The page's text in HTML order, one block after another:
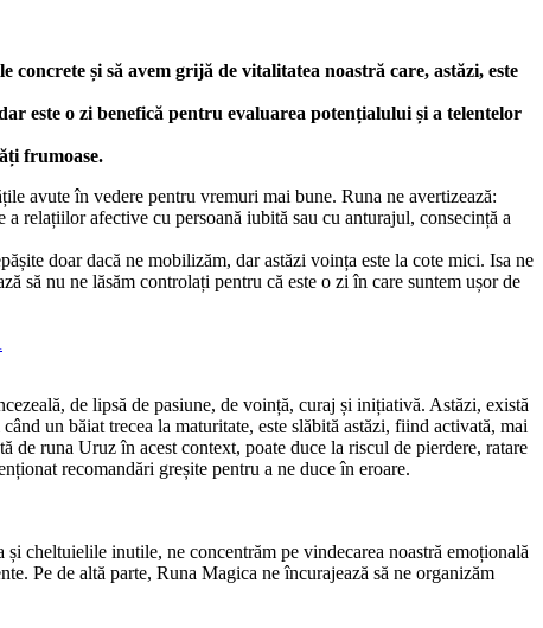
și să avem grijă de vitalitatea noastră care, astăzi, este
este o zi benefică pentru evaluarea potențialului și a telentelor
frumoase.
avute în vedere pentru vremuri mai bune. Runa ne avertizează:
relațiilor afective cu persoană iubită sau cu anturajul, consecință a
doar dacă ne mobilizăm, dar astăzi voința este la cote mici. Isa ne
să nu ne lăsăm controlați pentru că este o zi în care suntem ușor de
de lipsă de pasiune, de voință, curaj și inițiativă. Astăzi, există
un băiat trecea la maturitate, este slăbită astăzi, fiind activată, mai
de runa Uruz în acest context, poate duce la riscul de pierdere, ratare
recomandări greșite pentru a ne duce în eroare.
cheltuielile inutile, ne concentrăm pe vindecarea noastră emoțională
Pe de altă parte, Runa Magica ne încurajează să ne organizăm